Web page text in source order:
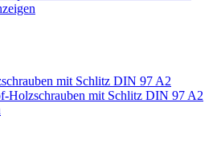
mit Schlitz DIN 97 A2
Holzschrauben mit Schlitz DIN 97 A2